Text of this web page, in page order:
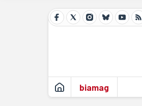
biamag